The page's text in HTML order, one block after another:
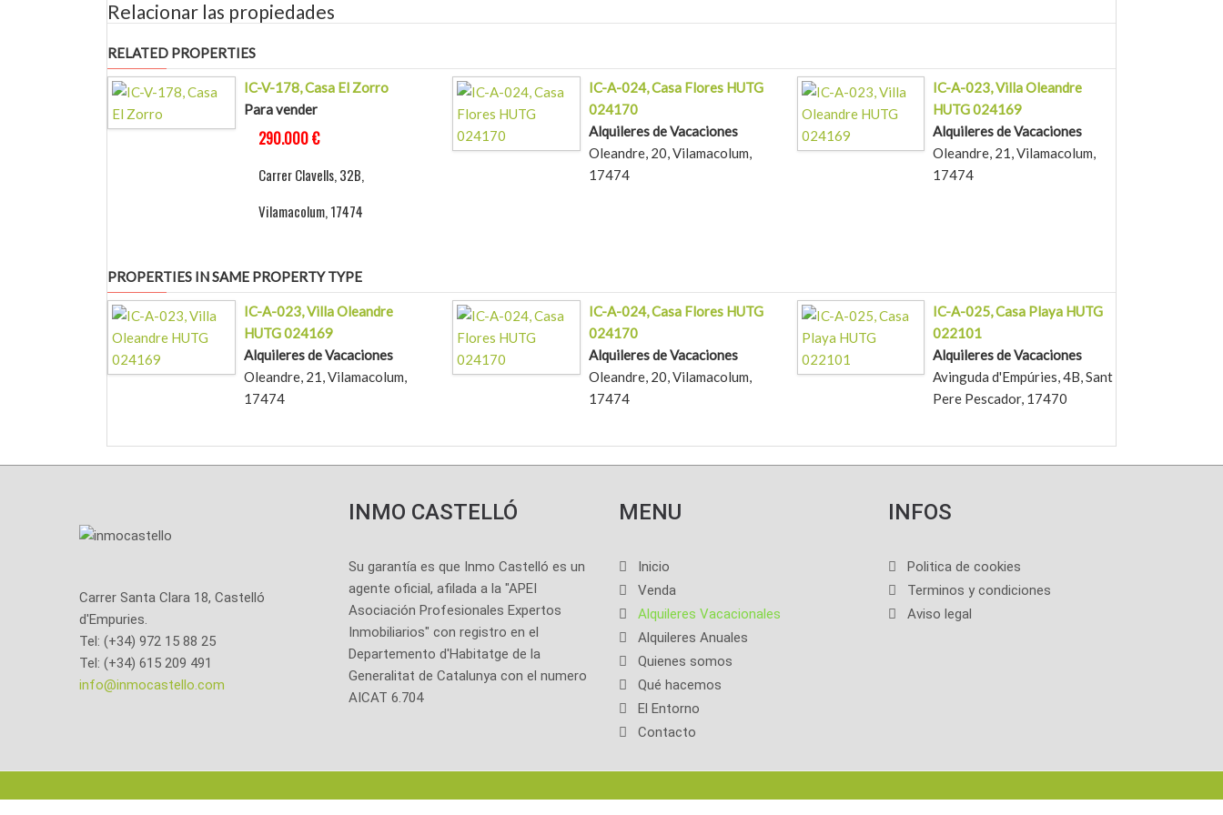
Relacionar las propiedades
RELATED PROPERTIES
IC-V-178, Casa El Zorro
Para vender
290.000 €
Carrer Clavells, 32B,
Vilamacolum, 17474
IC-A-024, Casa Flores HUTG
024170
Alquileres de Vacaciones
Oleandre, 20, Vilamacolum,
17474
IC-A-023, Villa Oleandre
HUTG 024169
Alquileres de Vacaciones
Oleandre, 21, Vilamacolum,
17474
PROPERTIES IN SAME PROPERTY TYPE
IC-A-023, Villa Oleandre
HUTG 024169
Alquileres de Vacaciones
Oleandre, 21, Vilamacolum,
17474
IC-A-024, Casa Flores HUTG
024170
Alquileres de Vacaciones
Oleandre, 20, Vilamacolum,
17474
IC-A-025, Casa Playa HUTG
022101
Alquileres de Vacaciones
Avinguda d'Empúries, 4B, Sant
Pere Pescador, 17470
Carrer Santa Clara 18, Castelló
d'Empuries.
Tel: (+34) 972 15 88 25
Tel: (+34) 615 209 491
info@inmocastello.com
INMO CASTELLÓ
Su garantía es que Inmo Castelló es un
agente oficial, afilada a la "APEI
Asociación Profesionales Expertos
Inmobiliarios" con registro en el
Departemento d'Habitatge de la
Generalitat de Catalunya con el numero
AICAT 6.704
MENU
Inicio
Venda
Alquileres Vacacionales
Alquileres Anuales
Quienes somos
Qué hacemos
El Entorno
Contacto
INFOS
Politica de cookies
Terminos y condiciones
Aviso legal